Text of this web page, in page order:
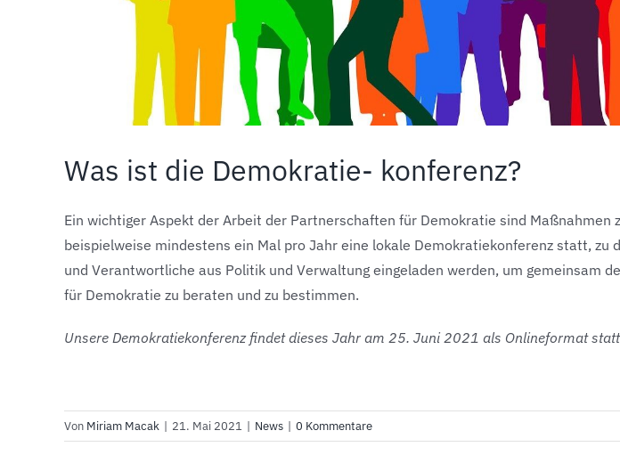
Was ist die Demokratie- konferenz?
Ein wichtiger Aspekt der Arbeit der Partnerschaften für Demokratie sind Maßnahmen
beispielweise mindestens ein Mal pro Jahr eine lokale Demokratiekonferenz statt,
und Verantwortliche aus Politik und Verwaltung eingeladen werden, um gemeinsam
für Demokratie zu beraten und zu bestimmen.
Unsere Demokratiekonferenz findet dieses Jahr am 25. Juni 2021 als Onlineformat
Von Miriam Macak | 21. Mai 2021 | News | 0 Kommentare